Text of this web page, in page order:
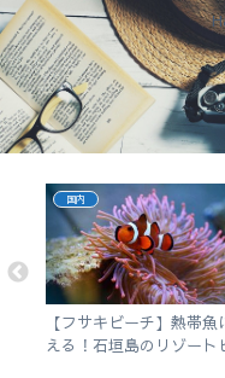
国内
【フサキビーチ】熱帯魚
える！石垣島のリゾート